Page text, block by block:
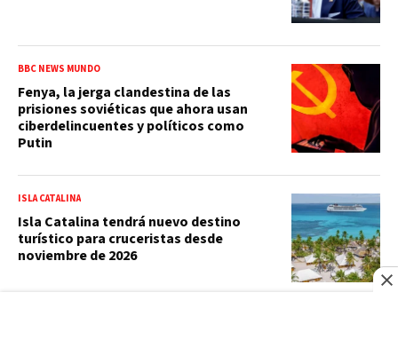
BBC NEWS MUNDO
Fenya, la jerga clandestina de las
prisiones soviéticas que ahora usan
ciberdelincuentes y políticos como
Putin
ISLA CATALINA
Isla Catalina tendrá nuevo destino
turístico para cruceristas desde
noviembre de 2026